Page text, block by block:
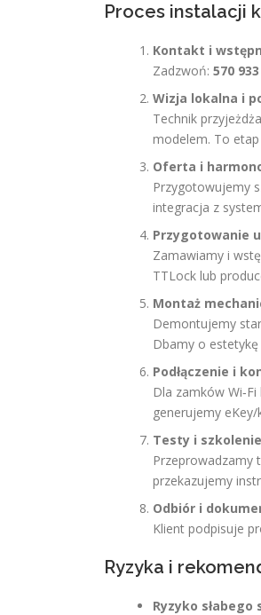
Proces instalacji
Kontakt i
Zadzwoń: 570
Wizja lokalna i
Technik
modelem. To
Oferta i
Przygotowujemy
integracja z
Przygotowanie
Zamawiamy i
TTLock lub
Montaż
Demontujemy
Dbamy o
Podłączenie i
Dla zamków
generujemy eKey/
Testy i
Przeprowadzamy
przekazujemy
Odbiór i
Klient podpisuje
Ryzyka i
Ryzyko słabego